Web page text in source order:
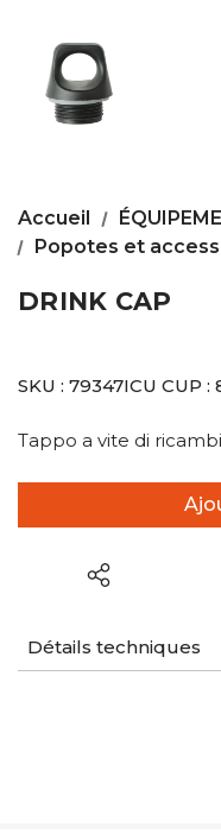
Accueil
Popotes et
DRINK CAP
SKU : 79347ICU CUP :
Tappo a vite di
Détails techniques